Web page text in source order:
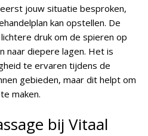
jouw situatie besproken,
kan opstellen. De
druk om de spieren op
naar diepere lagen. Het is
te ervaren tijdens de
gebieden, maar dit helpt om
maken.
bij Vitaal